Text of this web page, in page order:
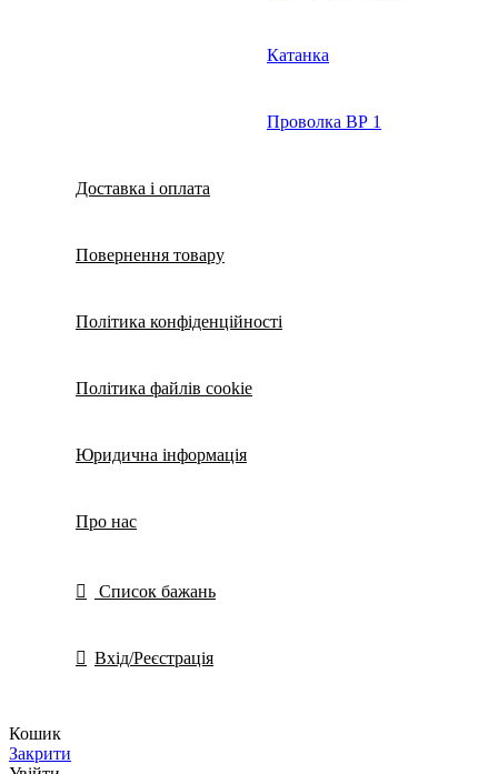
Катанка
Проволка ВР 1
Доставка і оплата
Повернення товару
Політика конфіденційності
Політика файлів cookie
Юридична інформація
Про нас
Список бажань
Вхід/Реєстрація
Кошик
Закрити